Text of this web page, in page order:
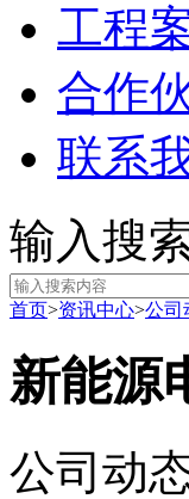
工程
合作
联系
输入搜
首页>资讯中心>公司
新能源
公司动